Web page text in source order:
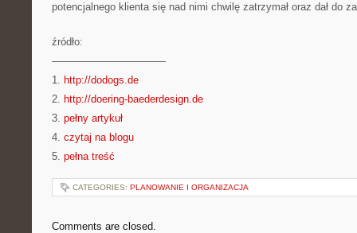
potencjalnego klienta się nad nimi chwilę zatrzymał oraz dał do
źródło:
———————————
1. http://dodogs.de
2. http://doering-baederdesign.de
3. pełny artykuł
4. czytaj na blogu
5. pełna treść
CATEGORIES: PLANOWANIE I ORGANIZACJA
Comments are closed.